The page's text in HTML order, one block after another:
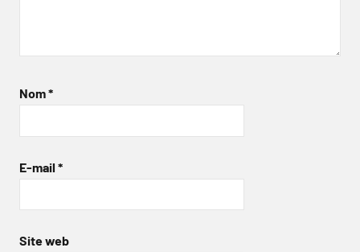
Nom*
E-mail *
Site web